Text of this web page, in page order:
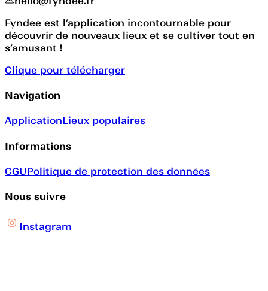
Fyndee est l’application incontournable pour
découvrir de nouveaux lieux et se cultiver tout en
s’amusant !
Clique pour télécharger
Navigation
ApplicationLieux populaires
Informations
CGUPolitique de protection des données
Nous suivre
Instagram